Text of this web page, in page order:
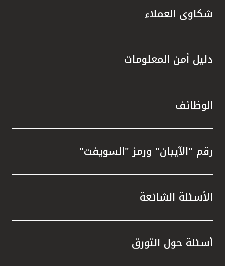
شكاوى العملاء
دليل أمن المعلومات
الوظائف
رقم "الآيبان" ورمز "السويفت"
الأسئلة الشائعة
أسئلة حول التورق